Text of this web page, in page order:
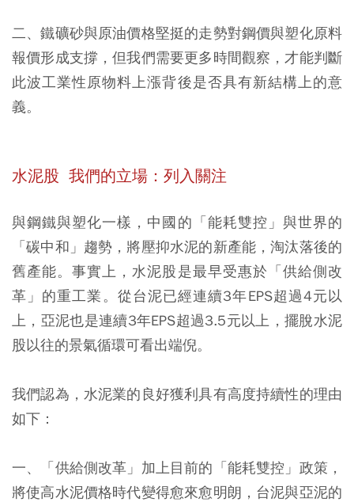
二、鐵礦砂與原油價格堅挺的走勢對鋼價與塑化原料
報價形成支撐，但我們需要更多時間觀察，才能判斷
此波工業性原物料上漲背後是否具有新結構上的意
義。
水泥股 我們的立場：列入關注
與鋼鐵與塑化一樣，中國的「能耗雙控」與世界的
「碳中和」趨勢，將壓抑水泥的新產能，淘汰落後的
舊產能。事實上，水泥股是最早受惠於「供給側改
革」的重工業。從台泥已經連續3年EPS超過4元以
上，亞泥也是連續3年EPS超過3.5元以上，擺脫水泥
股以往的景氣循環可看出端倪。
我們認為，水泥業的良好獲利具有高度持續性的理由
如下：
一、「供給側改革」加上目前的「能耗雙控」政策，
將使高水泥價格時代變得愈來愈明朗，台泥與亞泥的